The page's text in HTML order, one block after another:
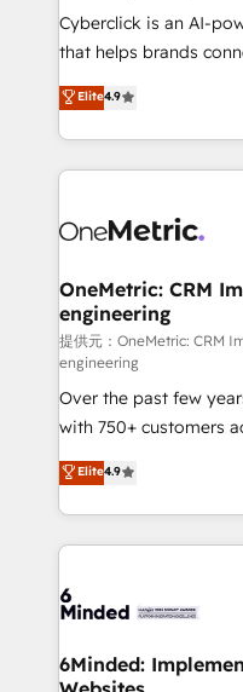
Cyberclick is an AI-
that helps brands
creativity to achieve
Barcelona and
the UK, we support
smarter marketing,
Iberia (Spain &
growth. Our
that simplify
turn innovation into real impact.
HubSpot Partner since
Award: Best
projects • Clients in
technology for
English, Spanish,
smarter with AI and
Elite4.9
OneMetric: CRM
engineering
提供元：OneMetric: CRM
engineering
Over the past few
with 750+ customers
healthcare, real estate,
150+ HubSpot-
solutions to complex
Our Expertise 🔹 Onboarding & Implementation:
tailored to your GTM motion. 🔹
from other CRMs to
Elite4.9
6Minded: